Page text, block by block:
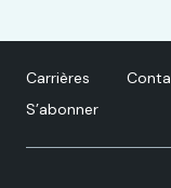
Carrières
S’abonner